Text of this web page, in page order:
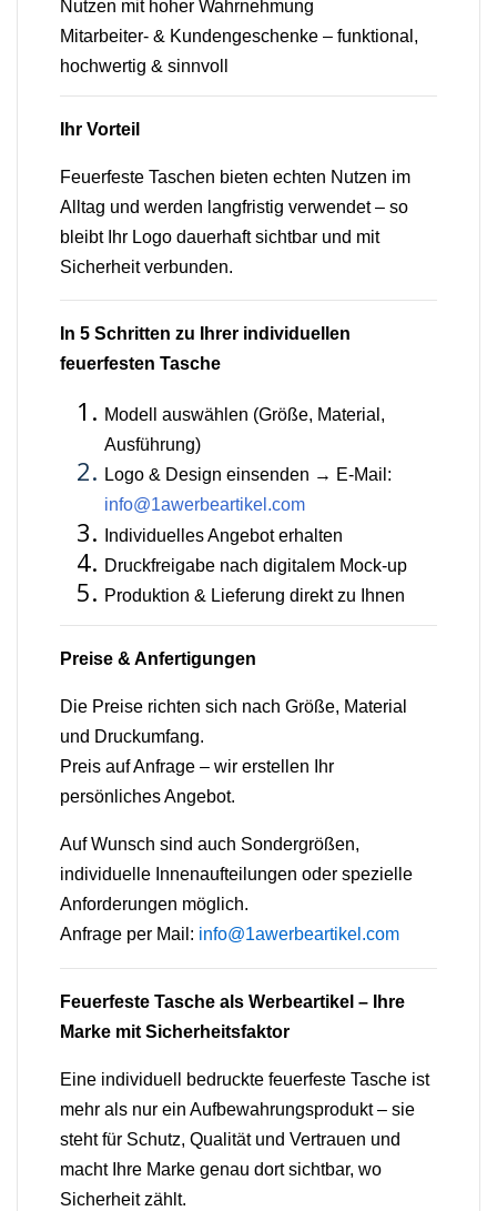
Nutzen mit hoher Wahrnehmung
Mitarbeiter- & Kundengeschenke – funktional,
hochwertig & sinnvoll
Ihr Vorteil
Feuerfeste Taschen bieten echten Nutzen im
Alltag und werden langfristig verwendet – so
bleibt Ihr Logo dauerhaft sichtbar und mit
Sicherheit verbunden.
In 5 Schritten zu Ihrer individuellen
feuerfesten Tasche
Modell auswählen (Größe, Material,
Ausführung)
Logo & Design einsenden → E-Mail:
info@1awerbeartikel.com
Individuelles Angebot erhalten
Druckfreigabe nach digitalem Mock-up
Produktion & Lieferung direkt zu Ihnen
Preise & Anfertigungen
Die Preise richten sich nach Größe, Material
und Druckumfang.
Preis auf Anfrage – wir erstellen Ihr
persönliches Angebot.
Auf Wunsch sind auch Sondergrößen,
individuelle Innenaufteilungen oder spezielle
Anforderungen möglich.
Anfrage per Mail: info@1awerbeartikel.com
Feuerfeste Tasche als Werbeartikel – Ihre
Marke mit Sicherheitsfaktor
Eine individuell bedruckte feuerfeste Tasche ist
mehr als nur ein Aufbewahrungsprodukt – sie
steht für Schutz, Qualität und Vertrauen und
macht Ihre Marke genau dort sichtbar, wo
Sicherheit zählt.